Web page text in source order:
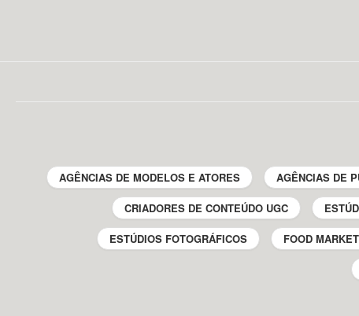
AGÊNCIAS DE MODELOS E ATORES AGÊNCIAS DE
CRIADORES DE CONTEÚDO UGC
ESTÚDIOS FOTOGRÁFICOS FOOD